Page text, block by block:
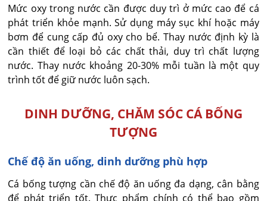
Mức oxy trong nước cần được duy trì ở mức cao để cá
phát triển khỏe mạnh. Sử dụng máy sục khí hoặc máy
bơm để cung cấp đủ oxy cho bể. Thay nước định kỳ là
cần thiết để loại bỏ các chất thải, duy trì chất lượng
nước. Thay nước khoảng 20-30% mỗi tuần là một quy
trình tốt để giữ nước luôn sạch.
DINH DƯỠNG, CHĂM SÓC CÁ BỐNG
TƯỢNG
Chế độ ăn uống, dinh dưỡng phù hợp
Cá bống tượng cần chế độ ăn uống đa dạng, cân bằng
để phát triển tốt. Thực phẩm chính có thể bao gồm